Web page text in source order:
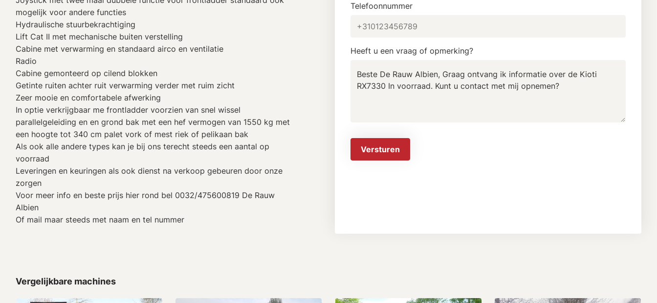
mogelijk voor andere functies
Hydraulische stuurbekrachtiging
Lift Cat II met mechanische buiten verstelling
Cabine met verwarming en standaard airco en ventilatie
Radio
Cabine gemonteerd op cilend blokken
Getinte ruiten achter ruit verwarming verder met ruim zicht
Zeer mooie en comfortabele afwerking
In optie verkrijgbaar me frontladder voorzien van snel wissel
parallelgeleiding en en grond bak met een hef vermogen van 1550 kg met
een hoogte tot 340 cm palet vork of mest riek of pelikaan bak
Als ook alle andere types kan je bij ons terecht steeds een aantal op
voorraad
Leveringen en keuringen als ook dienst na verkoop gebeuren door onze
zorgen
Voor meer info en beste prijs hier rond bel 0032/475600819 De Rauw
Albien
Of mail maar steeds met naam en tel nummer
Telefoonnummer
Heeft u een vraag of opmerking?
Versturen
Vergelijkbare machines